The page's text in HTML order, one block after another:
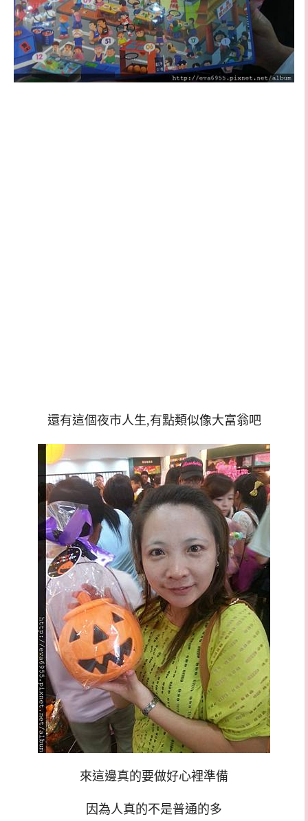
還有這個夜市人生,有點類似像大富翁吧
來這邊真的要做好心裡準備
因為人真的不是普通的多